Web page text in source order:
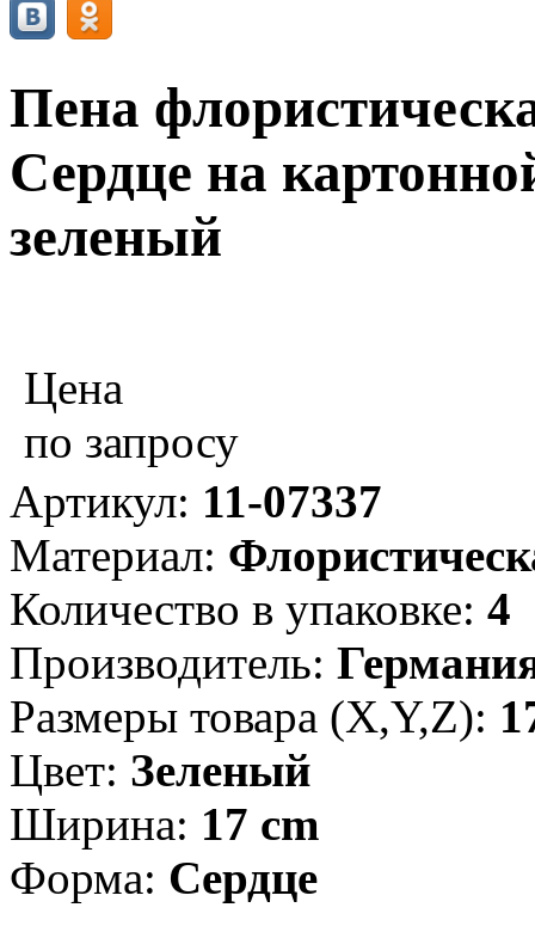
Пена
Сердце на
зеленый
Цена
по запросу
Артикул: 11-07337
Материал:
Количество в упаковке: 4
Производитель:
Размеры товара (X,Y,Z):
Цвет: Зеленый
Ширина: 17 cm
Форма: Сердце